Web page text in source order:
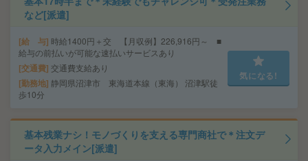
など[派遣]
給 与 時給1400円＋交 【月収例】226,916円～ ■
給与の前払いが可能な速払いサービスあり
交通費 交通費支給あり
勤務地 静岡県沼津市 東海道本線（東海） 沼津駅徒
歩10分
気になる!
基本残業ナシ！モノづくりを支える専門商社で＊注文デ
ータ入力メイン[派遣]